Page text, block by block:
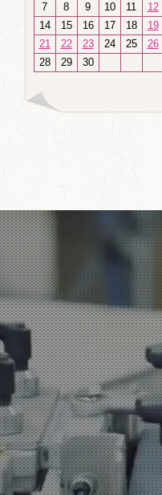
7
8 9 10 11 12
14
15 16 17 18 19
21
22 23 24 25 26
28
29 30